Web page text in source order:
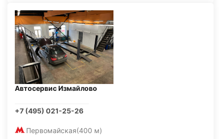
Автосервис Измайлово
+7 (495) 021-25-26
Первомайская(400 м)